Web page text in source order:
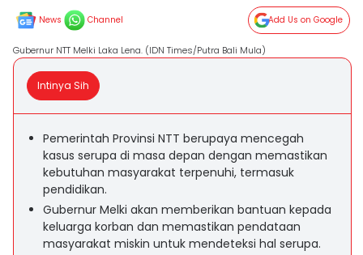
News Channel Add Us on Google
Gubernur NTT Melki Laka Lena. (IDN Times/Putra Bali Mula)
Intinya Sih
Pemerintah Provinsi NTT berupaya mencegah
kasus serupa di masa depan dengan memastikan
kebutuhan masyarakat terpenuhi, termasuk
pendidikan.
Gubernur Melki akan memberikan bantuan kepada
keluarga korban dan memastikan pendataan
masyarakat miskin untuk mendeteksi hal serupa.